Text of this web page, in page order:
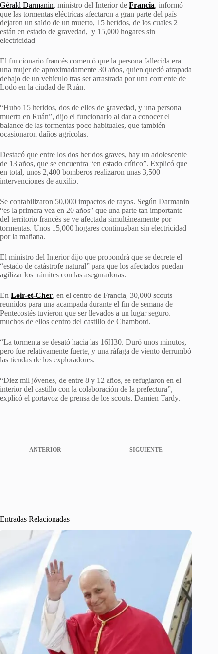
Gérald Darmanin, ministro del Interior de Francia, informó
que las tormentas eléctricas afectaron a gran parte del país
dejaron un saldo de un muerto, 15 heridos, de los cuales 2
están en estado de gravedad, y 15,000 hogares sin
electricidad.
El funcionario francés comentó que la persona fallecida era
una mujer de aproximadamente 30 años, quien quedó atrapada
debajo de un vehículo tras ser arrastrada por una corriente de
Lodo en la ciudad de Ruán.
“Hubo 15 heridos, dos de ellos de gravedad, y una persona
muerta en Ruán”, dijo el funcionario al dar a conocer el
balance de las tormentas poco habituales, que también
ocasionaron daños agrícolas.
Destacó que entre los dos heridos graves, hay un adolescente
de 13 años, que se encuentra “en estado crítico”. Explicó que
en total, unos 2,400 bomberos realizaron unas 3,500
intervenciones de auxilio.
Se contabilizaron 50,000 impactos de rayos. Según Darmanin
“es la primera vez en 20 años” que una parte tan importante
del territorio francés se ve afectada simultáneamente por
tormentas. Unos 15,000 hogares continuaban sin electricidad
por la mañana.
El ministro del Interior dijo que propondrá que se decrete el
“estado de catástrofe natural” para que los afectados puedan
agilizar los trámites con las aseguradoras.
En Loir-et-Cher, en el centro de Francia, 30,000 scouts
reunidos para una acampada durante el fin de semana de
Pentecostés tuvieron que ser llevados a un lugar seguro,
muchos de ellos dentro del castillo de Chambord.
“La tormenta se desató hacia las 16H30. Duró unos minutos,
pero fue relativamente fuerte, y una ráfaga de viento derrumbó
las tiendas de los exploradores.
“Diez mil jóvenes, de entre 8 y 12 años, se refugiaron en el
interior del castillo con la colaboración de la prefectura”,
explicó el portavoz de prensa de los scouts, Damien Tardy.
ANTERIOR SIGUIENTE
Entradas Relacionadas